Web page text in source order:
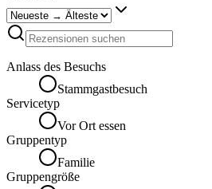
Anlass des Besuchs
Stammgastbesuch
Servicetyp
Vor Ort essen
Gruppentyp
Familie
Gruppengröße